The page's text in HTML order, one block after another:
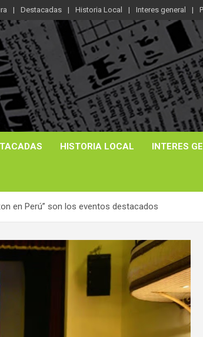
Destacadas Historia Local Interes general
HISTORIA LOCAL INTERES
en Perú” son los eventos destacados